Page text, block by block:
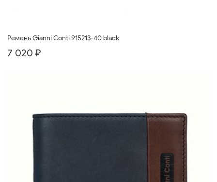
Ремень Gianni Conti 915213-40 black
7 020 ₽